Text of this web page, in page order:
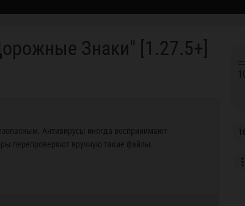
Знаки" [1.27.5+]
Антивирусы иногда воспринимают
перепроверяют вручную такие файлы.